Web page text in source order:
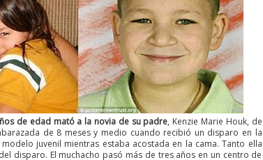
de edad mató a la novia de su padre, Kenzie Marie Houk, de
de 8 meses y medio cuando recibió un disparo en la
juvenil mientras estaba acostada en la cama. Tanto ella
disparo. El muchacho pasó más de tres años en un centro de